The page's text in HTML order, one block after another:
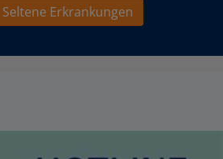
Seltene Erkrankungen